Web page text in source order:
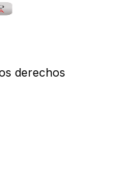
derechos